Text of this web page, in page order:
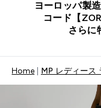
ヨーロッパ製
コード【
さらに
Home MP レディース